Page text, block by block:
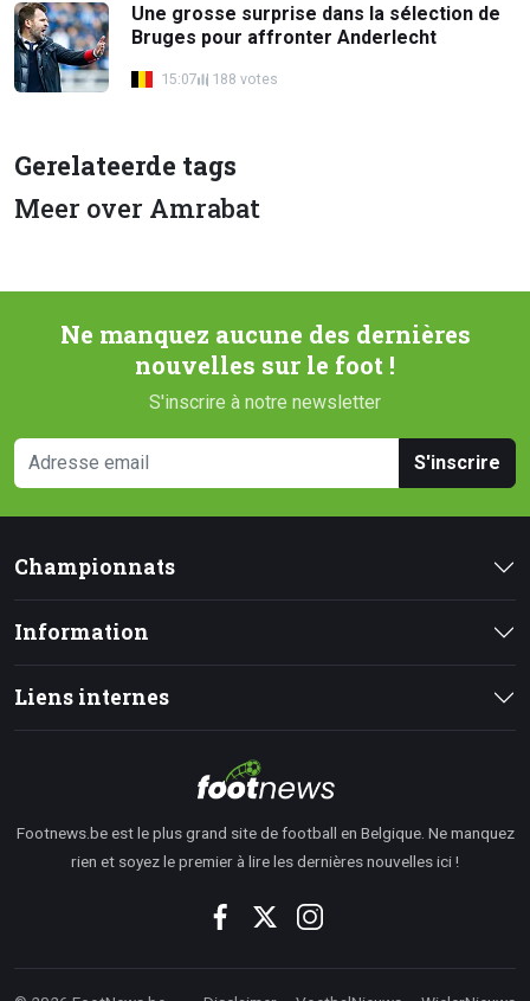
Une grosse surprise dans la sélection de
Bruges pour affronter Anderlecht
15:07 188 votes
Gerelateerde tags
Meer over Amrabat
Ne manquez aucune des dernières
nouvelles sur le foot !
S'inscrire à notre newsletter
S'inscrire
Championnats
Information
Liens internes
Footnews.be est le plus grand site de football en Belgique. Ne manquez
rien et soyez le premier à lire les dernières nouvelles ici !